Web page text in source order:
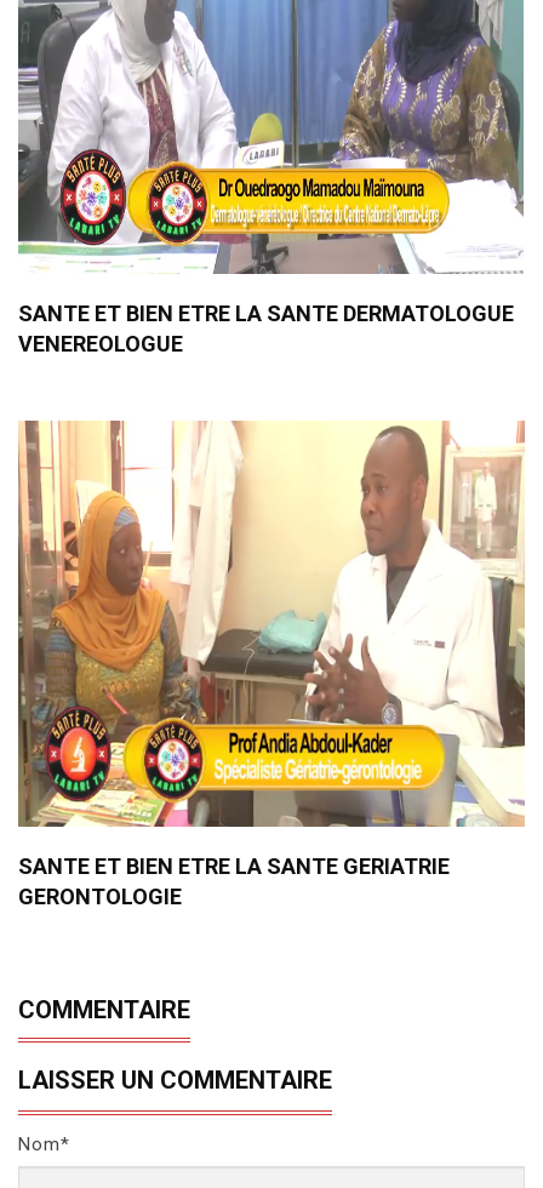
SANTE ET BIEN ETRE LA SANTE DERMATOLOGUE
VENEREOLOGUE
SANTE ET BIEN ETRE LA SANTE GERIATRIE
GERONTOLOGIE
COMMENTAIRE
LAISSER UN COMMENTAIRE
Nom*